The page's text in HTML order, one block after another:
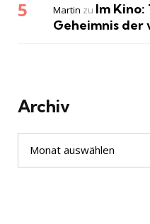
Martin zu Im Kino:
Geheimnis der
Archiv